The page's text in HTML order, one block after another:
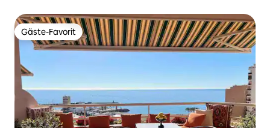
Gäste-Favorit
Gäste-Favorit